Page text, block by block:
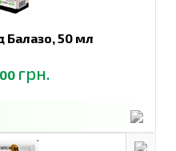
Балазо,50 мл
грн.